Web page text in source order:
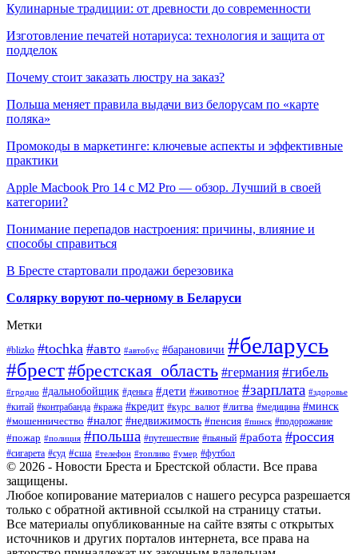
Кулинарные традиции: от древности до современности
Изготовление печатей нотариуса: технология и защита от
подделок
Почему стоит заказать люстру на заказ?
Польша меняет правила выдачи виз белорусам по «карте
поляка»
Промокоды в маркетинге: ключевые аспекты и эффективные
практики
Apple Macbook Pro 14 с M2 Pro — обзор. Лучший в своей
категории?
Понимание перепадов настроения: причины, влияние и
способы справиться
В Бресте стартовали продажи березовика
Солярку воруют по-черному в Беларуси
Метки
#blizko #tochka #авто #автобус #барановичи #беларусь
#брест#брестская_область #германия #гибель
#гродно #дальнобойщик #деньга #дети #животное #зарплата #здоровье
#китай #контрабанда #кража #кредит #курс_валют #литва #медицина #минск
#мошенничество #налог #недвижимость #пенсия #пинск #подорожание
#пожар #полиция #польша #путешествие #пьяный #работа #россия
#сигарета #суд #сша #телефон #топливо #умер #футбол
© 2026 - Новости Бреста и Брестской области. Все права
защищены.
Любое копирование материалов с нашего ресурса разрешается
только с обратной активной ссылкой на страницу статьи.
Все материалы опубликованные на сайте взяты с открытых
источников и других порталов интернета, все права на